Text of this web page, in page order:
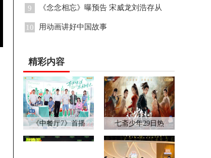
9 《念念相忘》曝预告 宋威龙刘浩存从
10 用动画讲好中国故事
精彩内容
《中餐厅7》首播 七斋少年29日热